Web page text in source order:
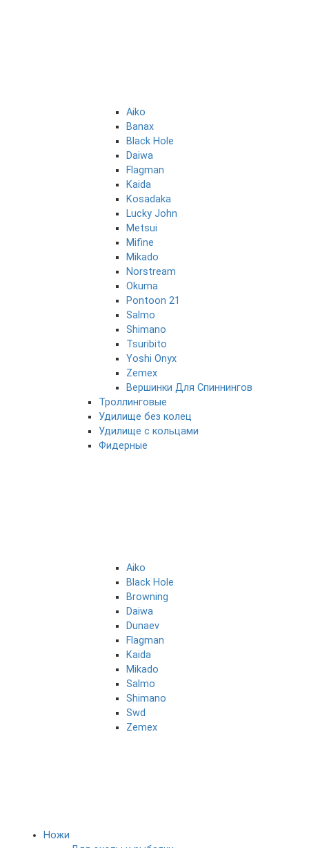
Aiko
Banax
Black Hole
Daiwa
Flagman
Kaida
Kosadaka
Lucky John
Metsui
Mifine
Mikado
Norstream
Okuma
Pontoon 21
Salmo
Shimano
Tsuribito
Yoshi Onyx
Zemex
Вершинки Для Спиннингов
Троллинговые
Удилище без колец
Удилище с кольцами
Фидерные
Aiko
Black Hole
Browning
Daiwa
Dunaev
Flagman
Kaida
Mikado
Salmo
Shimano
Swd
Zemex
Ножи